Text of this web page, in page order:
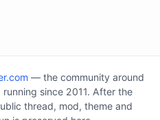
— the community around
since 2011. After the
thread, mod, theme and